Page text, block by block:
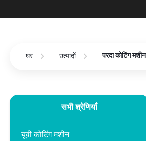
घर उत्पादों परदा कोटिंग मशीन
सभी श्रेणियाँ
यूवी कोटिंग मशीन